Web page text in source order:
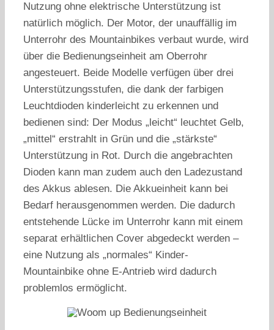
Nutzung ohne elektrische Unterstützung ist
natürlich möglich. Der Motor, der unauffällig im
Unterrohr des Mountainbikes verbaut wurde, wird
über die Bedienungseinheit am Oberrohr
angesteuert. Beide Modelle verfügen über drei
Unterstützungsstufen, die dank der farbigen
Leuchtdioden kinderleicht zu erkennen und
bedienen sind: Der Modus „leicht“ leuchtet Gelb,
„mittel“ erstrahlt in Grün und die „stärkste“
Unterstützung in Rot. Durch die angebrachten
Dioden kann man zudem auch den Ladezustand
des Akkus ablesen. Die Akkueinheit kann bei
Bedarf herausgenommen werden. Die dadurch
entstehende Lücke im Unterrohr kann mit einem
separat erhältlichen Cover abgedeckt werden –
eine Nutzung als „normales“ Kinder-
Mountainbike ohne E-Antrieb wird dadurch
problemlos ermöglicht.